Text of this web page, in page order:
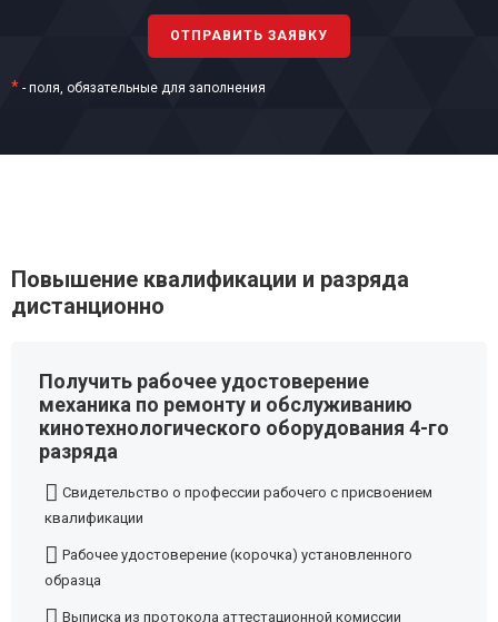
* - поля, обязательные для заполнения
Повышение квалификации и разряда
дистанционно
Получить рабочее удостоверение
механика по ремонту и обслуживанию
кинотехнологического оборудования 4-го
разряда
Свидетельство о профессии рабочего с присвоением
квалификации
Рабочее удостоверение (корочка) установленного
образца
Выписка из протокола аттестационной комиссии